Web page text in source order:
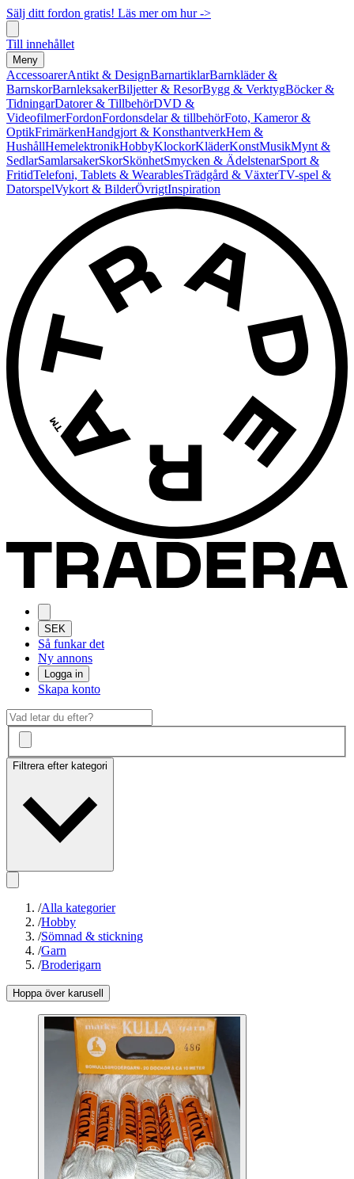
Sälj ditt fordon gratis! Läs mer om hur ->
Till innehållet
Meny
AccessoarerAntikt & DesignBarnartiklarBarnkläder &
BarnskorBarnleksakerBiljetter & ResorBygg & VerktygBöcker &
TidningarDatorer & TillbehörDVD &
VideofilmerFordonFordonsdelar & tillbehörFoto, Kameror &
OptikFrimärkenHandgjort & KonsthantverkHem &
HushållHemelektronikHobbyKlockorKläderKonstMusikMynt &
SedlarSamlarsakerSkorSkönhetSmycken & ÄdelstenarSport &
FritidTelefoni, Tablets & WearablesTrädgård & VäxterTV-spel &
DatorspelVykort & BilderÖvrigtInspiration
SEK
Så funkar det
Ny annons
Logga in
Skapa konto
Filtrera efter kategori
/Alla kategorier
/Hobby
/Sömnad & stickning
/Garn
/Broderigarn
Hoppa över karusell